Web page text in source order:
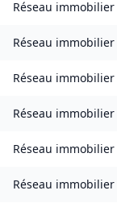
Réseau immobilier
Réseau immobilier
Réseau immobilier
Réseau immobilier
Réseau immobilier
Réseau immobilier